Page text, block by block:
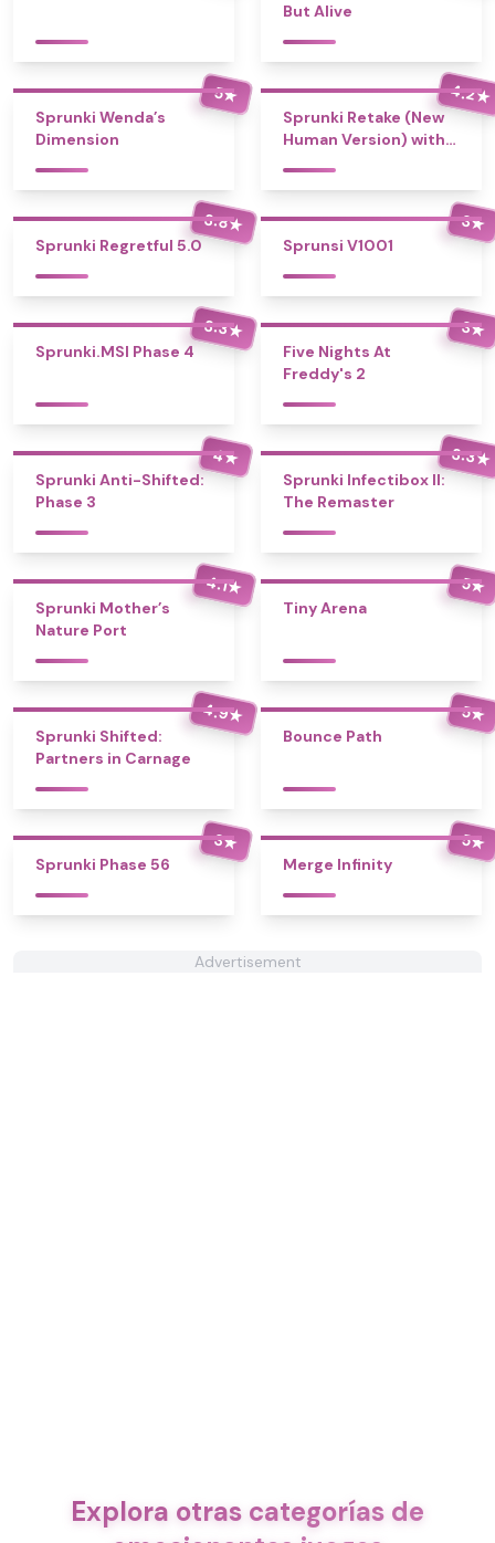
But Alive
5★
Sprunki Wenda’s
Dimension
4.2★
Sprunki Retake (New
Human Version) with
3.8★
Sprunki Regretful 5.0
3★
Sprunsi V1001
3.3★
Sprunki.MSI Phase 4
3★
Five Nights At
Freddy's 2
4★
Sprunki Anti-Shifted:
Phase 3
3.3★
Sprunki Infectibox II:
The Remaster
4.1★
Sprunki Mother’s
Nature Port
5★
Tiny Arena
4.9★
Sprunki Shifted:
Partners in Carnage
5★
Bounce Path
3★
Sprunki Phase 56
5★
Merge Infinity
Advertisement
Explora otras categorías de